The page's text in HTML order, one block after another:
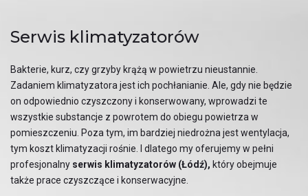
Serwis klimatyzatorów
Bakterie, kurz, czy grzyby krążą w powietrzu nieustannie.
Zadaniem klimatyzatora jest ich pochłanianie. Ale, gdy nie będzie
on odpowiednio czyszczony i konserwowany, wprowadzi te
wszystkie substancje z powrotem do obiegu powietrza w
pomieszczeniu. Poza tym, im bardziej niedrożna jest wentylacja,
tym koszt klimatyzacji rośnie. I dlatego my oferujemy w pełni
profesjonalny serwis klimatyzatorów (Łódź), który obejmuje
także prace czyszczące i konserwacyjne.